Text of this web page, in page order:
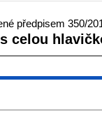
předpisem 350/
celou